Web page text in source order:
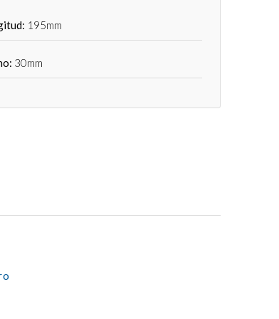
195mm
30mm